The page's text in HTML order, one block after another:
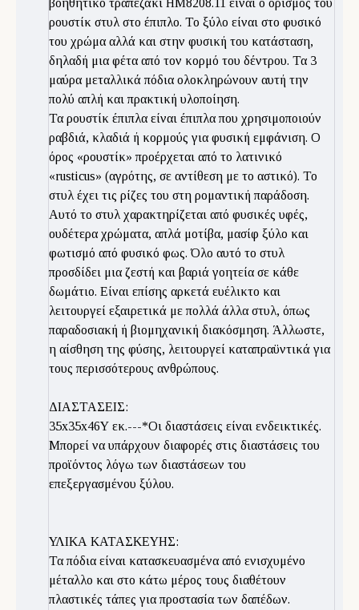
βοηθητικό τραπεζάκι ΗΜ8208.11 είναι ο ορισμός του
ρουστίκ στυλ στο έπιπλο. Το ξύλο είναι στο φυσικό
του χρώμα αλλά και στην φυσική του κατάσταση,
δηλαδή μια φέτα από τον κορμό του δέντρου. Τα 3
μαύρα μεταλλικά πόδια ολοκληρώνουν αυτή την
πολύ απλή και πρακτική υλοποίηση.
Τα ρουστίκ έπιπλα είναι έπιπλα που χρησιμοποιούν
ραβδιά, κλαδιά ή κορμούς για φυσική εμφάνιση. Ο
όρος «ρουστίκ» προέρχεται από το λατινικό
«rusticus» (αγρότης, σε αντίθεση με το αστικό). Το
στυλ έχει τις ρίζες του στη ρομαντική παράδοση.
Αυτό το στυλ χαρακτηρίζεται από φυσικές υφές,
ουδέτερα χρώματα, απλά μοτίβα, μασίφ ξύλο και
φωτισμό από φυσικό φως. Όλο αυτό το στυλ
προσδίδει μια ζεστή και βαριά γοητεία σε κάθε
δωμάτιο. Είναι επίσης αρκετά ευέλικτο και
λειτουργεί εξαιρετικά με πολλά άλλα στυλ, όπως
παραδοσιακή ή βιομηχανική διακόσμηση. Άλλωστε,
η αίσθηση της φύσης, λειτουργεί καταπραϋντικά για
τους περισσότερους ανθρώπους.
ΔΙΑΣΤΑΣΕΙΣ:
35x35x46Υ εκ.---*Οι διαστάσεις είναι ενδεικτικές.
Μπορεί να υπάρχουν διαφορές στις διαστάσεις του
προϊόντος λόγω των διαστάσεων του
επεξεργασμένου ξύλου.
ΥΛΙΚΑ ΚΑΤΑΣΚΕΥΗΣ:
Τα πόδια είναι κατασκευασμένα από ενισχυμένο
μέταλλο και στο κάτω μέρος τους διαθέτουν
πλαστικές τάπες για προστασία των δαπέδων.